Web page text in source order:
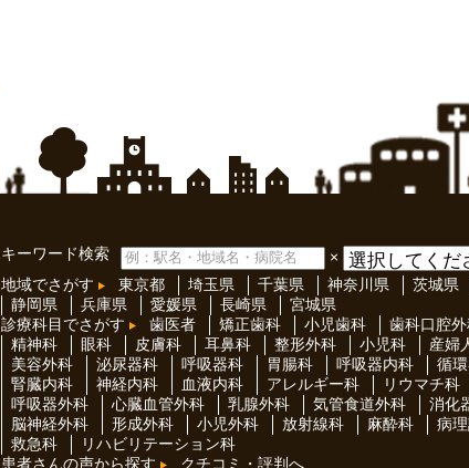
キーワード検索
×
地域でさがす
東京都 埼玉県 千葉県 神奈川県 茨城県
静岡県
兵庫県 愛媛県 長崎県
宮城県
診療科目でさがす
歯医者 矯正歯科 小児歯科 歯科口腔
精神科
眼科 皮膚科 耳鼻科 整形外科 小児科 産婦
美容外科
泌尿器科 呼吸器科 胃腸科 呼吸器内科 循
腎臓内科
神経内科 血液内科 アレルギー科 リウマチ科
呼吸器外科
心臓血管外科 乳腺外科 気管食道外科 消化
脳神経外科
形成外科 小児外科 放射線科 麻酔科 病
救急科
リハビリテーション科
患者さんの声から探す
クチコミ・評判へ